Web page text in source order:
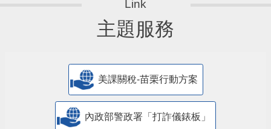
主題服務
美課關稅-苗栗行動方案
內政部警政署「打詐儀錶板」